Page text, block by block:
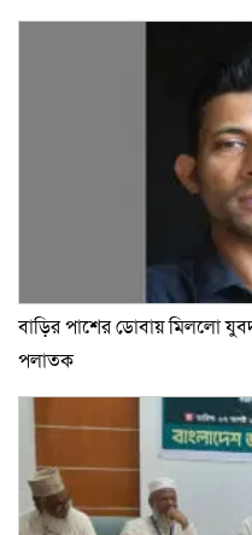
বাড়ির পাশের ডোবায় মিললো
পলাতক